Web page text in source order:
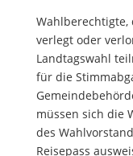
verlegt oder
Landtagswahl
für die
müssen sich die
des
Reisepass